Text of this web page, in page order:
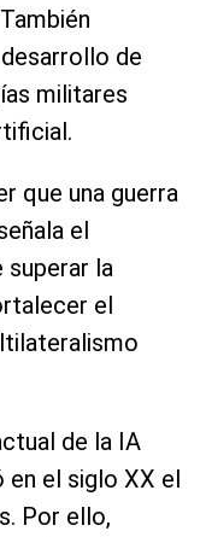
de
militares
que una guerra
el
superar la
el
de la IA
el siglo XX el
Por ello,